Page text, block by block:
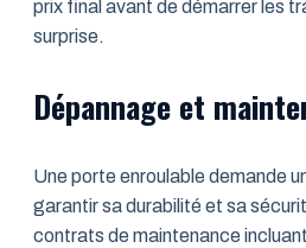
prix final avant de démarrer les
surprise.
Dépannage et
Une porte enroulable demande
garantir sa durabilité et sa
contrats de maintenance